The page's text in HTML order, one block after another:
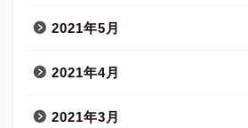
2021年5月
2021年4月
2021年3月